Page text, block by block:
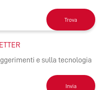
Trova
e sulla tecnologia
Invia